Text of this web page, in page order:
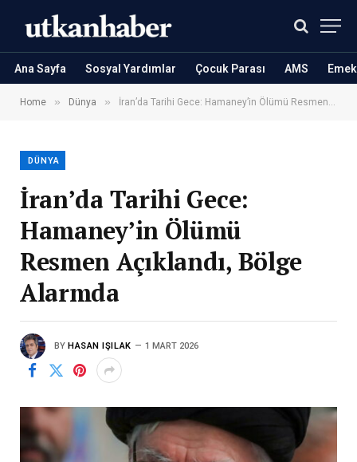
Ana Sayfa Sosyal Yardımlar Çocuk Parası AMS
Home » Dünya » İran’da Tarihi Gece: Hamaney’in Ölümü Resmen Açıklandı, Bölge Alarmda
DÜNYA
İran’da Tarihi Gece:
Hamaney’in Ölümü
Resmen Açıklandı, Bölge
Alarmda
BY HASAN IŞILAK 1 MART 2026